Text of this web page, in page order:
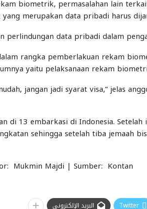
biometrik, permasalahan lain
merupakan data pribadi harus
perlindungan data pribadi dalam
rangka pemberlakuan rekam
yaitu pelaksanaan rekam
jangan jadi syarat visa,” jelas
di 13 embarkasi di Indonesia. Setelah
sehingga setelah tiba jemaah
Mukmin Majdi | Sumber: Kontan
Twitter البريد الإلكتروني